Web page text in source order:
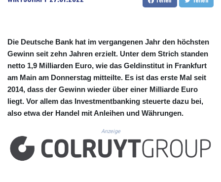
CUC 1.152209
DJF 205.567023
DKK 7.475736
DOP 67.265387
DZD 153.102878
EGP 57.247371
ERN 17.283128
ETB 186.320421
FKP 0.856369
GBP 0.856512
GEL 3.013019
Die Deutsche Bank hat im vergangenen Jahr den höchsten
Gewinn seit zehn Jahren erzielt. Unter dem Strich standen
netto 1,9 Milliarden Euro, wie das Geldinstitut in Frankfurt
am Main am Donnerstag mitteilte. Es ist das erste Mal seit
2014, dass der Gewinn wieder über einer Milliarde Euro
liegt. Vor allem das Investmentbanking steuerte dazu bei,
also etwa der Handel mit Anleihen und Währungen.
Anzeige